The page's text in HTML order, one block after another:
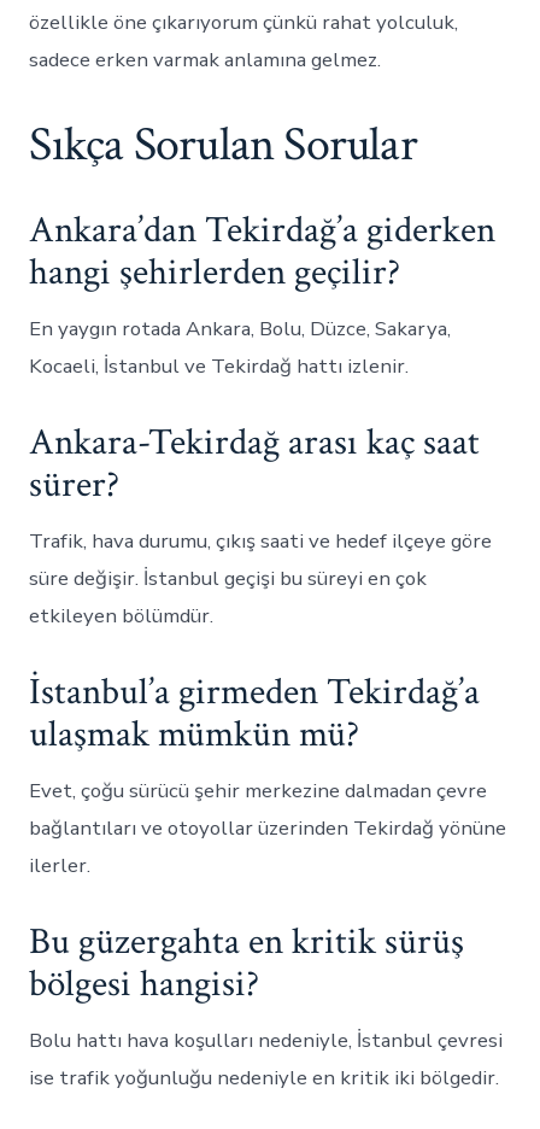
özellikle öne çıkarıyorum çünkü rahat yolculuk,
sadece erken varmak anlamına gelmez.
Sıkça Sorulan Sorular
Ankara’dan Tekirdağ’a giderken
hangi şehirlerden geçilir?
En yaygın rotada Ankara, Bolu, Düzce, Sakarya,
Kocaeli, İstanbul ve Tekirdağ hattı izlenir.
Ankara-Tekirdağ arası kaç saat
sürer?
Trafik, hava durumu, çıkış saati ve hedef ilçeye göre
süre değişir. İstanbul geçişi bu süreyi en çok
etkileyen bölümdür.
İstanbul’a girmeden Tekirdağ’a
ulaşmak mümkün mü?
Evet, çoğu sürücü şehir merkezine dalmadan çevre
bağlantıları ve otoyollar üzerinden Tekirdağ yönüne
ilerler.
Bu güzergahta en kritik sürüş
bölgesi hangisi?
Bolu hattı hava koşulları nedeniyle, İstanbul çevresi
ise trafik yoğunluğu nedeniyle en kritik iki bölgedir.